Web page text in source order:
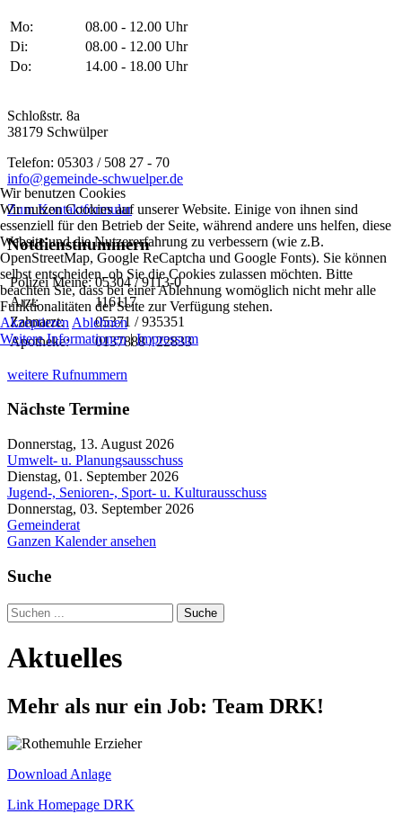
Mo:
08.00 - 12.00 Uhr
Di:
08.00 - 12.00 Uhr
Do:
14.00 - 18.00 Uhr
Schloßstr. 8a
38179 Schwülper
Telefon: 05303 / 508 27 - 70
info@gemeinde-schwuelper.de
Zum Kontaktformular
Notdienstnummern
Polizei Meine: 05304 / 9113-0
Arzt:
116117
Zahnarzt:
05371 / 935351
Apotheke:
0137888 / 22833
weitere Rufnummern
Nächste Termine
Donnerstag, 13. August 2026
Umwelt- u. Planungsausschuss
Dienstag, 01. September 2026
Jugend-, Senioren-, Sport- u. Kulturausschuss
Donnerstag, 03. September 2026
Gemeinderat
Ganzen Kalender ansehen
Suche
Suche
Aktuelles
Mehr als nur ein Job: Team DRK!
Download Anlage
Link Homepage DRK
Wir benutzen Cookies
Wir nutzen Cookies auf unserer Website. Einige von ihnen sind
essenziell für den Betrieb der Seite, während andere uns helfen, diese
Website und die Nutzererfahrung zu verbessern (wie z.B.
OpenStreetMap, Google ReCaptcha und Google Fonts). Sie können
selbst entscheiden, ob Sie die Cookies zulassen möchten. Bitte
beachten Sie, dass bei einer Ablehnung womöglich nicht mehr alle
Funktionalitäten der Seite zur Verfügung stehen.
Akzeptieren Ablehnen
Weitere Informationen|Impressum